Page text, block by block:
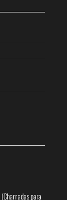
(Chamadas para